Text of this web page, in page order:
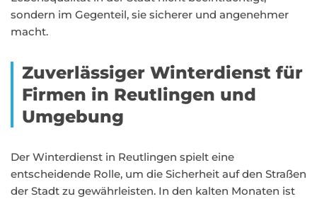
sondern im Gegenteil, sie sicherer und angenehmer
macht.
Zuverlässiger Winterdienst für
Firmen in Reutlingen und
Umgebung
Der Winterdienst in Reutlingen spielt eine
entscheidende Rolle, um die Sicherheit auf den Straßen
der Stadt zu gewährleisten. In den kalten Monaten ist